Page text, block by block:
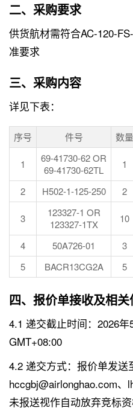
二、采购要求
供货航材需符合AC-120-
准要求
三、采购内容
详见下表：
序号 件号 数量
1
69-41730-62 OR
69-41730-62TL
1
2 H502-1-125-250 2
3
123327-1 OR
123327-1TX
10
4 50A726-01 3
5
BACR13CG2A 5
四、报价单接收及相关
4.1 递交截止时间：2026年
GMT+08:00
4.2 递交方式：报价单发送
hccgbj@airlonghao.com、
未报送视作自动放弃竞标